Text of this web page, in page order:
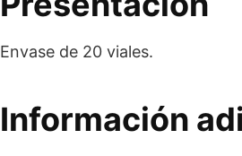
Envase de 20 viales.
Información